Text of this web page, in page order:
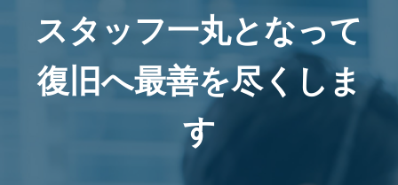
スタッフ一丸となって
復旧へ最善を尽くしま
す